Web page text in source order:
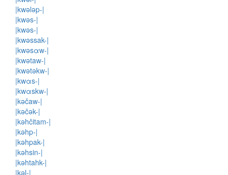
|kwələp-|
|kwəs-|
|kwəs-|
|kwəssak-|
|kwəsαw-|
|kwətaw-|
|kwətəkw-|
|kwαs-|
|kwαskw-|
|kəčaw-|
|kəčək-|
|kəhčitam-|
|kəhp-|
|kəhpak-|
|kəhsin-|
|kəhtahk-|
|kəl-|